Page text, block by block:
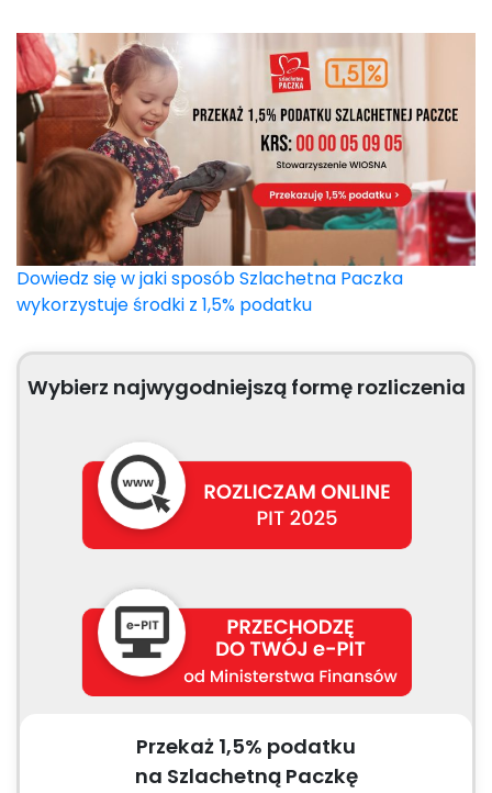
Dowiedz się w jaki sposób Szlachetna Paczka
wykorzystuje środki z 1,5% podatku
Wybierz najwygodniejszą formę rozliczenia
Przekaż 1,5% podatku
na Szlachetną Paczkę